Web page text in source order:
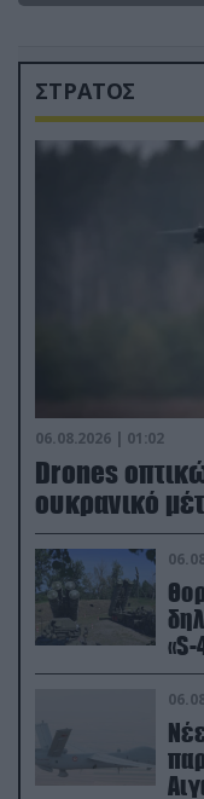
ΣΤΡΑΤΟΣ
06.08.2026 | 01:02
Drones
ουκρανικό